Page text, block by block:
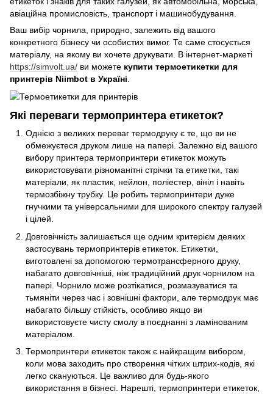
авіаційна промисловість, транспорт і машинобудування.
Ваш вибір чорнила, природно, залежить від вашого
конкретного бізнесу чи особистих вимог. Те саме стосується
матеріалу, на якому ви хочете друкувати. В інтернет-маркеті
https://simvolt.ua/ ви можете купити термоетикетки для
принтерів Niimbot в Україні.
Які переваги термопринтера етикеток?
Однією з великих переваг термодруку є те, що ви не
обмежуєтеся друком лише на папері. Залежно від вашого
вибору принтера термопринтери етикеток можуть
використовувати різноманітні стрічки та етикетки, такі
матеріали, як пластик, нейлон, поліестер, вініл і навіть
термозбіжну трубку. Це робить термопринтери дуже
гнучкими та універсальними для широкого спектру галузей
і цілей.
Довговічність залишається ще одним критерієм деяких
застосувань термопринтерів етикеток. Етикетки,
виготовлені за допомогою термотрансферного друку,
набагато довговічніші, ніж традиційний друк чорнилом на
папері. Чорнило може розтікатися, розмазуватися та
тьмяніти через час і зовнішні фактори, але термодрук має
набагато більшу стійкість, особливо якщо ви
використовуєте чисту смолу в поєднанні з ламінованим
матеріалом.
Термопринтери етикеток також є найкращим вибором,
коли мова заходить про створення чітких штрих-кодів, які
легко скануються. Це важливо для будь-якого
використання в бізнесі. Нарешті, термопринтери етикеток,